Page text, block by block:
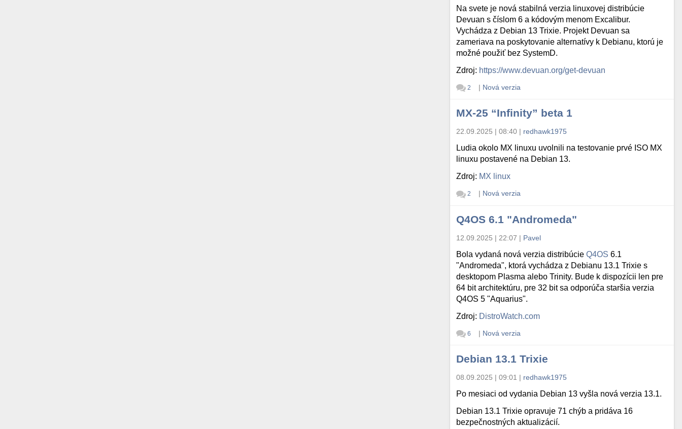
Na svete je nová stabilná verzia linuxovej distribúcie
Devuan s číslom 6 a kódovým menom Excalibur.
Vychádza z Debian 13 Trixie. Projekt Devuan sa
zameriava na poskytovanie alternatívy k Debianu, ktorú je
možné použiť bez SystemD.
Zdroj: https://www.devuan.org/get-devuan
2 | Nová verzia
MX-25 “Infinity” beta 1
22.09.2025 | 08:40 | redhawk1975
Ludia okolo MX linuxu uvolnili na testovanie prvé ISO MX
linuxu postavené na Debian 13.
Zdroj: MX linux
2 | Nová verzia
Q4OS 6.1 "Andromeda"
12.09.2025 | 22:07 | Pavel
Bola vydaná nová verzia distribúcieQ4OS 6.1
"Andromeda", ktorá vychádza z Debianu 13.1 Trixie s
desktopom Plasma alebo Trinity. Bude k dispozícii len pre
64 bit architektúru, pre 32 bit sa odporúča staršia verzia
Q4OS 5 "Aquarius".
Zdroj: DistroWatch.com
6 | Nová verzia
Debian 13.1 Trixie
08.09.2025 | 09:01 | redhawk1975
Po mesiaci od vydania Debian 13 vyšla nová verzia 13.1.
Debian 13.1 Trixie opravuje 71 chýb a pridáva 16
bezpečnostných aktualizácií.